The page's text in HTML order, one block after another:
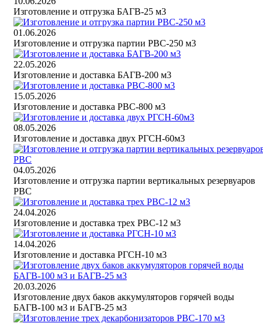
Изготовление и отгрузка БАГВ-25 м3
01.06.2026
Изготовление и отгрузка партии РВС-250 м3
22.05.2026
Изготовление и доставка БАГВ-200 м3
15.05.2026
Изготовление и доставка РВС-800 м3
08.05.2026
Изготовление и доставка двух РГСН-60м3
04.05.2026
Изготовление и отгрузка партии вертикальных резервуаров
РВС
24.04.2026
Изготовление и доставка трех РВС-12 м3
14.04.2026
Изготовление и доставка РГСН-10 м3
20.03.2026
Изготовление двух баков аккумуляторов горячей воды
БАГВ-100 м3 и БАГВ-25 м3